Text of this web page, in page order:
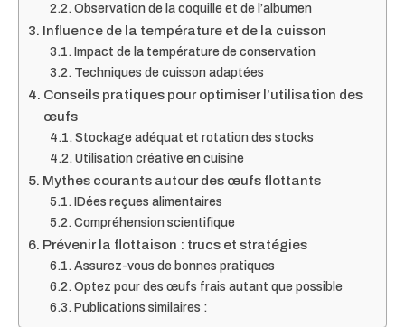
Observation de la coquille et de l’albumen
Influence de la température et de la cuisson
Impact de la température de conservation
Techniques de cuisson adaptées
Conseils pratiques pour optimiser l’utilisation des
œufs
Stockage adéquat et rotation des stocks
Utilisation créative en cuisine
Mythes courants autour des œufs flottants
IDées reçues alimentaires
Compréhension scientifique
Prévenir la flottaison : trucs et stratégies
Assurez-vous de bonnes pratiques
Optez pour des œufs frais autant que possible
Publications similaires :